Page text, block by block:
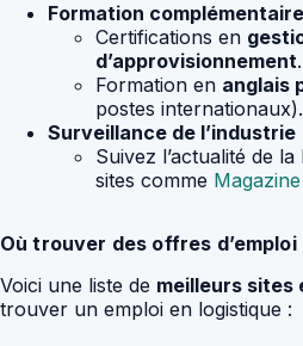
Formation complémentaire
Certifications en
d’approvisionnement.
Formation en anglais
postes internationaux).
Surveillance de l’industrie
Suivez l’actualité de
sites comme
Où trouver des offres d’emploi
Voici une liste de meilleurs sites
trouver un emploi en logistique :